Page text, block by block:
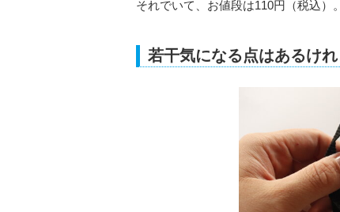
それでいて、お値段は110円（税込
若干気になる点はあるけ